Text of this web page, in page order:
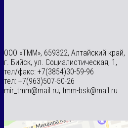
ООО «ТММ», 659322, Алтайский край,
г. Бийск, ул. Социалистическая, 1,
тел/факс: +7(3854)30-59-96
тел: +7(963)507-50-26
mir_tmm@mail.ru, tmm-bsk@mail.ru